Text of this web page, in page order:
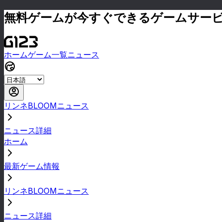
無料ゲームが今すぐできるゲームサー
ホームゲーム一覧ニュース
リンネBLOOMニュース
ニュース詳細
ホーム
最新ゲーム情報
リンネBLOOMニュース
ニュース詳細